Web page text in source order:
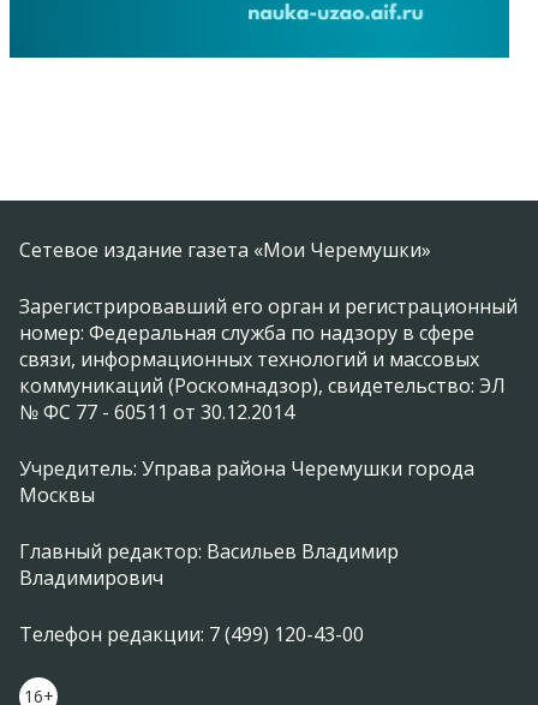
Сетевое издание газета «Мои Черемушки»
Зарегистрировавший его орган и регистрационный
номер: Федеральная служба по надзору в сфере
связи, информационных технологий и массовых
коммуникаций (Роскомнадзор), свидетельство: ЭЛ
№ ФС 77 - 60511 от 30.12.2014
Учредитель: Управа района Черемушки города
Москвы
Главный редактор: Васильев Владимир
Владимирович
Телефон редакции: 7 (499) 120-43-00
16+